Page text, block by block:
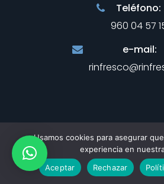
Teléfono:
960 04 57
e-mail:
WEB DESARROLLADA POR
MEDIA
Usamos cookies para asegurar
experiencia en
Aceptar
Rechazar